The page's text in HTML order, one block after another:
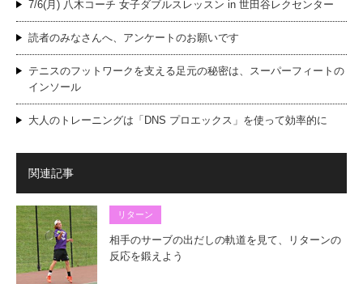
7/6(月) 八木コーチ 女子ダブルスレッスン in 世田谷レクセンター
読者のみなさんへ、アンケートのお願いです
テニスのフットワークを支える足元の秘密は、スーパーフィートの
インソール
大人のトレーニングは「DNS プロエックス」を使って効率的に
関連記事
リターン
相手のサーブの出だしの軌道を見て、リターンの
反応を鍛えよう